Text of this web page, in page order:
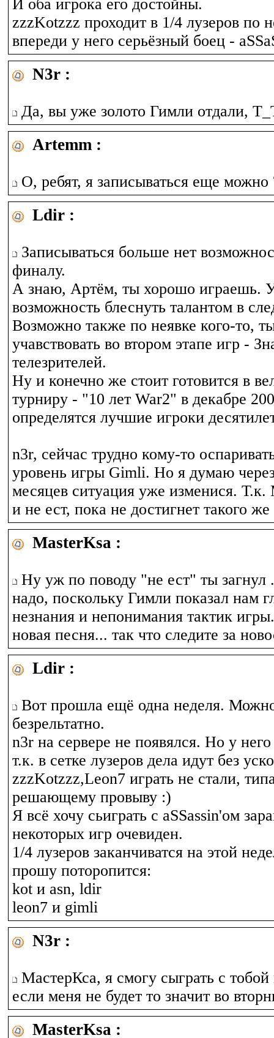
И оба игрока его достойны.
zzzKotzzz проходит в 1/4 лузеров по
впереди у него серьёзный боец -
N3r :
Да, вы уже золото Гимли отдали,
Artemm :
О, ребят, я записываться еще можно
Ldir :
Записываться больше нет
финалу.
А знаю, Артём, ты хорошо играешь. У
возможность блеснуть талантом в
Возможно также по неявке кого-то,
учавствовать во втором этапе игр -
телезрителей.
Ну и конечно же стоит готовится в
турниру - "10 лет War2" в декабре
определятся лучшие игроки
n3r, сейчас трудно кому-то
уровень игры Gimli. Но я думаю
месяцев ситуация уже изменися.
и не ест, пока не достигнет такого
MasterKsa :
Ну уж по поводу "не ест" ты загнул
надо, поскольку Гимли показал нам
незнания и непонимания тактик
новая песня... так что следите за
Ldir :
Вот прошла ещё одна неделя. Можно
безрельтатно.
n3r на сервере не появялся. Но у
т.к. в сетке лузеров дела идут без
zzzKotzzz,Leon7 играть не стали,
решающему провыву :)
Я всё хочу сьиграть с aSSassin'ом
некоторых игр очевиден.
1/4 лузеров заканчиватся на этой
прошу поторопится:
kot и asn, ldir
leon7 и gimli
N3r :
МастерКса, я смогу сыграть с тобой
если меня не будет то значит во
MasterKsa :